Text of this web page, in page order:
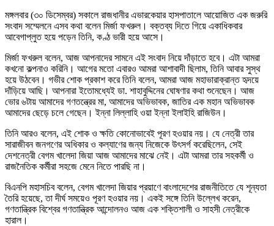
মঙ্গলবার (৩০ ডিসেম্বর) সকালে রাজধানীর এভারকেয়ার হাসপাতালে আয়োজিত এক জরুরি
সংবাদ সম্মেলনে এসব কথা বলেন মির্জা ফখরুল। বক্তব্য দিতে গিয়ে একাধিকবার
আবেগাপ্লুত হয়ে পড়েন তিনি, কণ্ঠ ভারী হয়ে আসে।
মির্জা ফখরুল বলেন, আজ আপনাদের সামনে এই সংবাদ নিয়ে দাঁড়াতে হবে। এটা আমরা
কখনো কল্পনাও করিনি। আগের মতো এবারও আমরা আশাবাদী ছিলাম, তিনি আবার সুস্থ
হয়ে উঠবেন। গভীর শোক প্রকাশ করে তিনি বলেন, আমরা আজ মহাভারাক্রান্ত হৃদয়ে
দাঁড়িয়ে আছি। আপনারা ইতোমধ্যেই ডা. শাহাবুদ্দিনের ঘোষণার কথা শুনেছেন। আজ
ভোর ৬টায় আমাদের গণতন্ত্রের মা, আমাদের অভিভাবক, জাতির এক মহান অভিভাবক
আমাদের ছেড়ে চলে গেছেন। ইন্না লিল্লাহি ওয়া ইন্না ইলাইহি রাজিউন।
তিনি আরও বলেন, এই শোক ও ক্ষতি কোনোভাবেই পূরণ হওয়ার নয়। যে নেত্রী তার
সারাজীবন জনগণের অধিকার ও কল্যাণের জন্য নিজেকে উৎসর্গ করেছিলেন, সেই
দেশনেত্রী বেগম খালেদা জিয়া আজ আমাদের মাঝে নেই। এটা আমরা তার সহকর্মী ও
রাজনৈতিক কর্মীরা সহজে মেনে নিতে পারছি না।
বিএনপি মহাসচিব বলেন, বেগম খালেদা জিয়ার প্রয়াণে বাংলাদেশের রাজনীতিতে যে শূন্যতা
তৈরি হয়েছে, তা দীর্ঘ সময়েও পূরণ হওয়ার নয়। একই সঙ্গে তিনি উল্লেখ করেন,
গণতান্ত্রিক বিশ্বের গণতান্ত্রিক আন্দোলনও আজ এক শক্তিশালী ও সাহসী নেত্রীকে
হারাল।